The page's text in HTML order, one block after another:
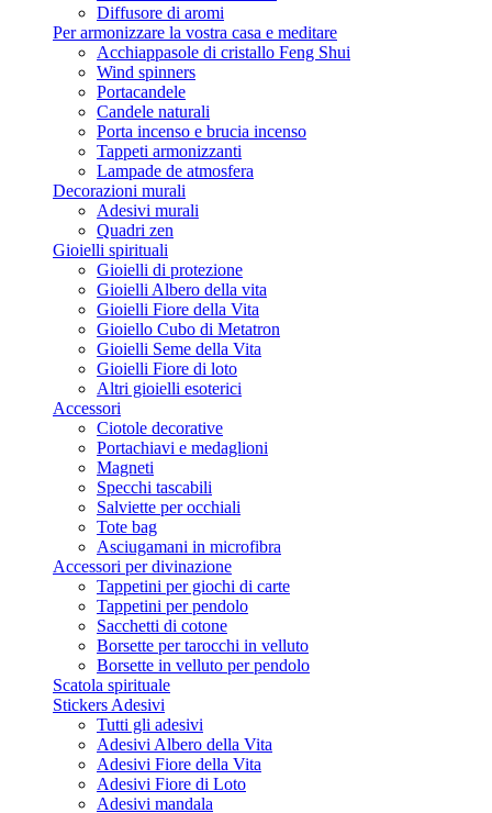
Diffusore di aromi
Per armonizzare la vostra casa e meditare
Acchiappasole di cristallo Feng Shui
Wind spinners
Portacandele
Candele naturali
Porta incenso e brucia incenso
Tappeti armonizzanti
Lampade de atmosfera
Decorazioni murali
Adesivi murali
Quadri zen
Gioielli spirituali
Gioielli di protezione
Gioielli Albero della vita
Gioielli Fiore della Vita
Gioiello Cubo di Metatron
Gioielli Seme della Vita
Gioielli Fiore di loto
Altri gioielli esoterici
Accessori
Ciotole decorative
Portachiavi e medaglioni
Magneti
Specchi tascabili
Salviette per occhiali
Tote bag
Asciugamani in microfibra
Accessori per divinazione
Tappetini per giochi di carte
Tappetini per pendolo
Sacchetti di cotone
Borsette per tarocchi in velluto
Borsette in velluto per pendolo
Scatola spirituale
Stickers Adesivi
Tutti gli adesivi
Adesivi Albero della Vita
Adesivi Fiore della Vita
Adesivi Fiore di Loto
Adesivi mandala